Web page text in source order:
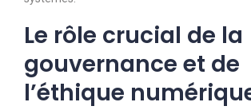
Le rôle crucial de la
gouvernance et de
l’éthique